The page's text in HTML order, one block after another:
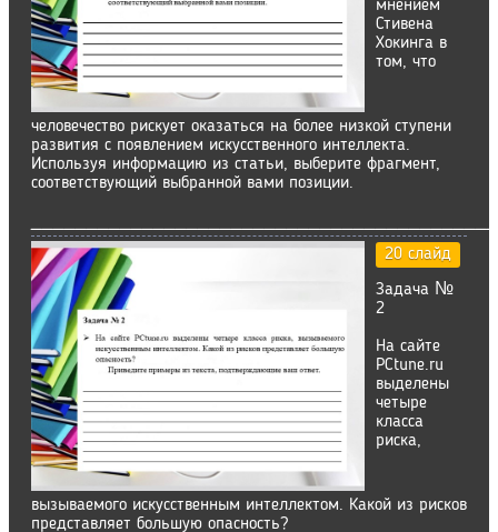
мнением
Стивена
Хокинга в
том, что
человечество рискует оказаться на более низкой ступени
развития с появлением искусственного интеллекта.
Используя информацию из статьи, выберите фрагмент,
соответствующий выбранной вами позиции.
20 слайд
Задача №
2
На сайте
PСtunе.ru
выделены
четыре
класса
риска,
вызываемого искусственным интеллектом. Какой из рисков
представляет большую опасность?